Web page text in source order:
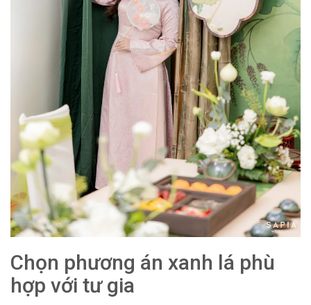
Chọn phương án xanh lá phù
hợp với tư gia